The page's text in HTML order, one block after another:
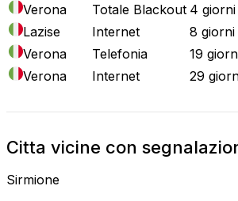
Verona
Totale Blackout 4
Lazise
Internet
8 giorni
Verona
Telefonia
19
Verona
Internet 29
Citta vicine con
Sirmione